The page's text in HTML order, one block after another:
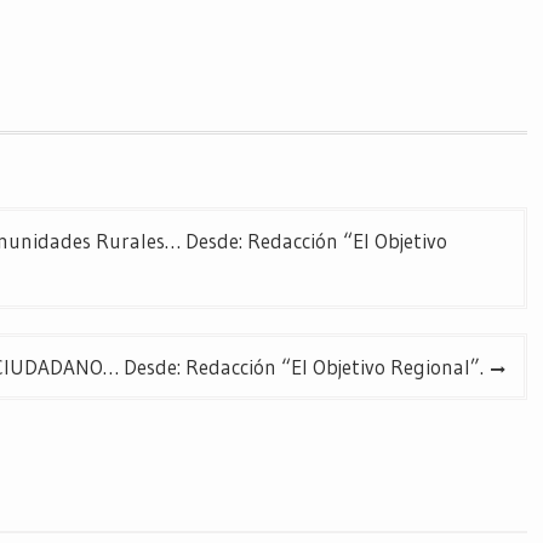
Rurales… Desde: Redacción “El Objetivo
Desde: Redacción “El Objetivo Regional”.